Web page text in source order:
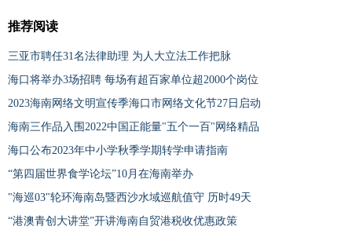
推荐阅读
三亚市聘任31名法律助理 为人大立法工作把脉
海口将举办3场招聘 每场有超百家单位超2000个岗位
2023海南网络文明宣传季海口市网络文化节27日启动
海南三作品入围2022中国正能量"五个一百"网络精品
海口公布2023年中小学秋季学期转学申请指南
“第四届世界食学论坛”10月在海南举办
"海巡03"轮环海南岛暨西沙水域巡航值守 历时49天
“港澳青创大讲堂”开讲海南自贸港税收优惠政策